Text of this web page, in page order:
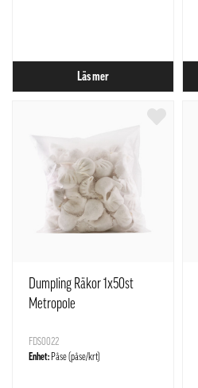
Läs mer
Dumpling Räkor 1x50st
Metropole
FDS0022
Enhet: Påse (påse/krt)